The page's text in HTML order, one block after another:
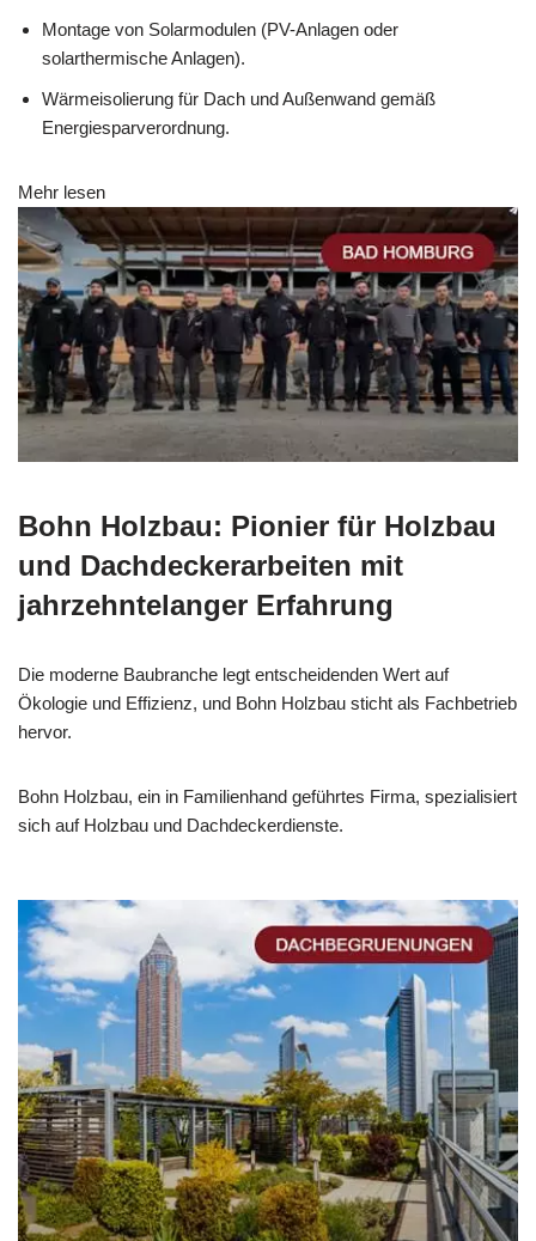
Montage von Solarmodulen (PV-Anlagen oder
solarthermische Anlagen).
Wärmeisolierung für Dach und Außenwand gemäß
Energiesparverordnung.
Mehr lesen
Bohn Holzbau: Pionier für Holzbau
und Dachdeckerarbeiten mit
jahrzehntelanger Erfahrung
Die moderne Baubranche legt entscheidenden Wert auf
Ökologie und Effizienz, und Bohn Holzbau sticht als Fachbetrieb
hervor.
Bohn Holzbau, ein in Familienhand geführtes Firma, spezialisiert
sich auf Holzbau und Dachdeckerdienste.